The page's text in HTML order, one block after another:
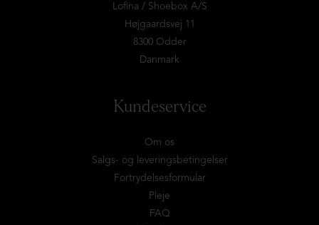
Lofina / Shoebox A/S
Højgaardsvej 11
8300 Odder
Danmark
Kundeservice
Om os
Salgs- og leveringsbetingelser
Fortrydelsesformular
Pleje
FAQ